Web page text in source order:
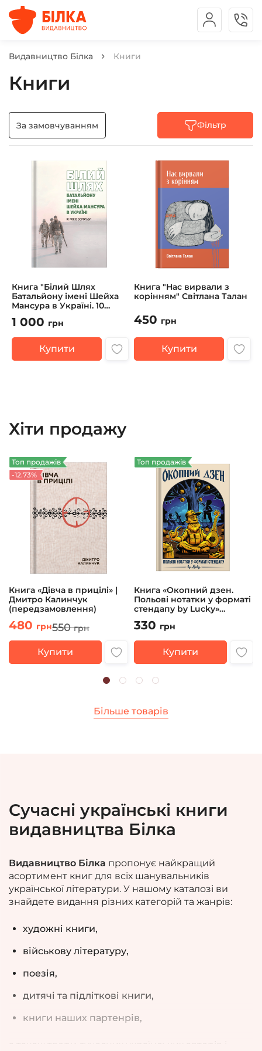
Видавництво Білка Книги
Книги
За замовчуванням Фільтр
Книга "Білий Шлях
Батальйону імені Шейха
Мансура в Україні. 10
років боротьби"
1 000 грн
Купити
Книга "Нас вирвали з
корінням" Світлана Талан
450 грн
Купити
Хіти продажу
Топ продажів
-12.73%
Книга «Дівча в прицілі» |
Дмитро Калинчук
(передзамовлення)
480 грн550 грн
Купити
Топ продажів
Книга «Окопний дзен.
Польові нотатки у форматі
стендапу by Lucky»
Андрій Юрков
330 грн
Купити
Більше товарів
Сучасні українські книги
видавництва Білка
Видавництво Білка пропонує найкращий
асортимент книг для всіх шанувальників
української літератури. У нашому каталозі ви
знайдете видання різних категорій та жанрів:
художні книги,
військову літературу,
поезія,
дитячі та підліткові книги,
книги наших партенрів,